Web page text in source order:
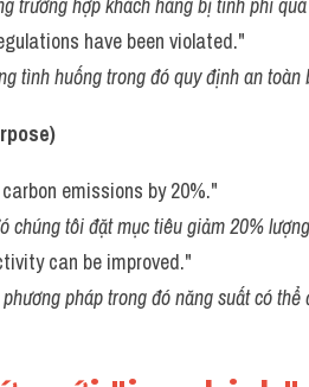
have been violated."
tình huống trong đó quy định an
emissions by 20%."
chúng tôi đặt mục tiêu giảm 20%
can be improved."
pháp trong đó năng suất có